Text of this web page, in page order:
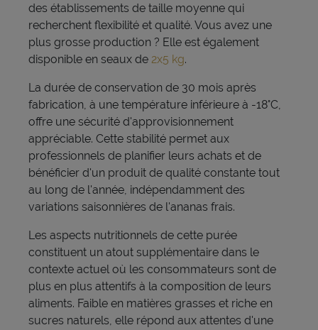
des établissements de taille moyenne qui
recherchent flexibilité et qualité. Vous avez une
plus grosse production ? Elle est également
disponible en seaux de 2x5 kg.
La durée de conservation de 30 mois après
fabrication, à une température inférieure à -18°C,
offre une sécurité d'approvisionnement
appréciable. Cette stabilité permet aux
professionnels de planifier leurs achats et de
bénéficier d'un produit de qualité constante tout
au long de l'année, indépendamment des
variations saisonnières de l'ananas frais.
Les aspects nutritionnels de cette purée
constituent un atout supplémentaire dans le
contexte actuel où les consommateurs sont de
plus en plus attentifs à la composition de leurs
aliments. Faible en matières grasses et riche en
sucres naturels, elle répond aux attentes d'une